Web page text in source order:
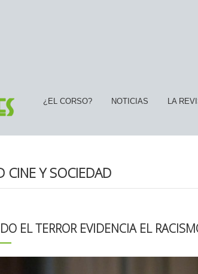
¿EL CORSO? NOTICIAS LA
CINE Y SOCIEDAD
EL TERROR EVIDENCIA EL